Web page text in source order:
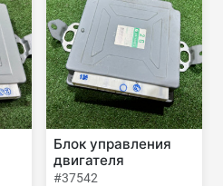
Блок управления
двигателя
#37542